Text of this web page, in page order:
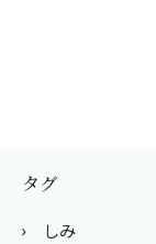
タグ
しみ